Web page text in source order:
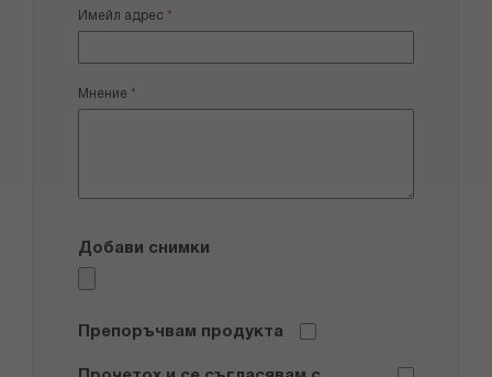
Имейл адрес
Мнение
Добави снимки
Препоръчвам продукта